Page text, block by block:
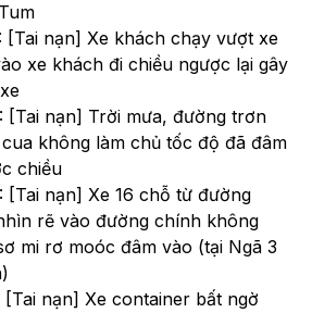
[Tai nạn] Xe khách chạy vượt xe
xe khách đi chiều ngược lại gây
[Tai nạn] Trời mưa, đường trơn
không làm chủ tốc độ đã đâm
chiều
[Tai nạn] Xe 16 chỗ từ đường
rẽ vào đường chính không
mi rơ moóc đâm vào (tại Ngã 3
[Tai nạn] Xe container bất ngờ